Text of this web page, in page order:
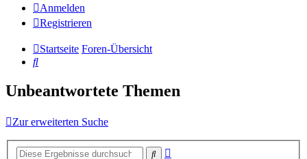
Anmelden
Registrieren
Startseite Foren-Übersicht
Suche
Unbeantwortete Themen
Zur erweiterten Suche
Suche